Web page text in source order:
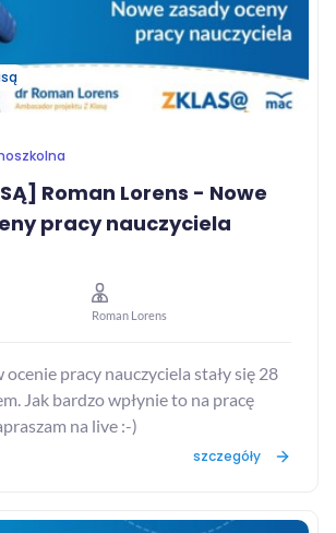
Roman Lorens - Nowe
pracy nauczyciela
Roman Lorens
ocenie pracy nauczyciela stały się 28
Jak bardzo wpłynie to na pracę
na live :-)
szczegóły